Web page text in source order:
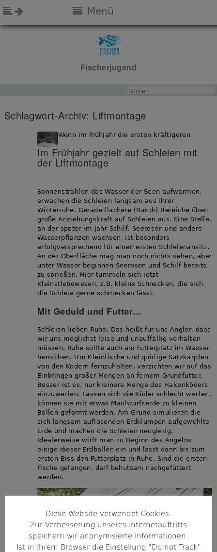
Fischerjugend
Menü
Schlagwort-Archiv: Liftmontage
Im Frühjahr gezielt auf Schleien mit
der Liftmontage
Wenn im Frühjahr die ersten kräftigeren
Sonnenstrahlen das Wasser der Seen aufwärmen,
erwachen die Schleien langsam aus ihrer
Winterruhe. Gerade flachere (Rand-) Bereiche üben
große Anziehungskraft auf Schleien aus. Eine Stelle,
an der später im Jahr Schilf, Seerosen und andere
Wasserpflanzen wachsen, ist besonders
erfolgversprechend für einen ersten Schleienansitz.
An der Oberfläche mag man noch nichts sehen, aber
unter Wasser beginnen Seerosen und Schilf bereits
zu sprießen. Hier tummeln sich jetzt
Kleinstlebewesen, z.B. kleine Schnecken, die sich
die Schleie gerne schmecken lässt.
Mit Geduld und Futter…
Schleien lieben Ruhe. Das heißt für uns Angler, dass
wir uns möglichst leise und unauffällig verhalten
müssen. Ruhe sollte auch am Futterplatz im Wasser
herrschen. Um Kleinfische und quirlige Satzkarpfen
von den Ködern fernzuhalten, verzichten wir auf das
Einbringen großer Mengen an feinem Grundfutter.
Besser ist es, nur kleinere Menge des Hakenköders
einzuwerfen. Lassen sich die Köder schlecht werfen,
können sie mit etwas Maulwurfserde zu kleinen
Ballen geformt werden. Am Grund simulieren die
sich langsam auflösenden Erdklumpen aufgewühlte
Erde und machen die Schleien neugierig.
Idealerweise wirft man zu Beginn des Angelns
einige dieser Erdballen ein und lässt dann bis zum
ersten Biss den Futterplatz in Ruhe. Sind die ersten
Fische gefangen, darf behutsam nachgefüttert
werden.
Diese Website verwendet Cookies.
Zur Verbesserung unseres Internetauftritts
speichern wir anonymisierte Informationen.
Ist in Ihrem Browser die Einstellung "Do not Track"